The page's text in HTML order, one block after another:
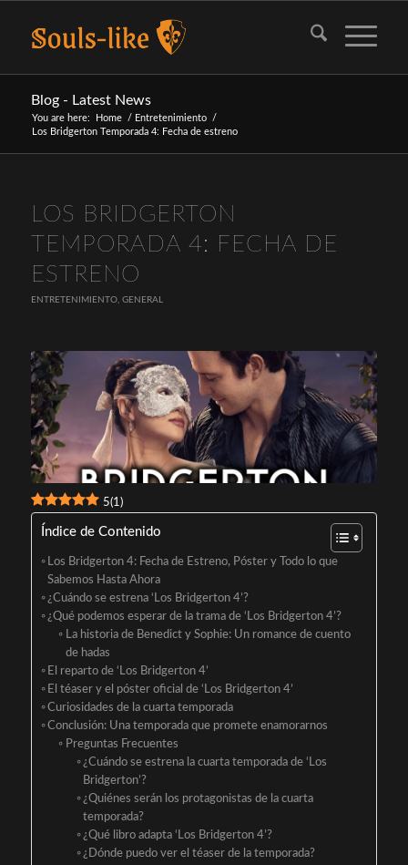
Blog - Latest News
You are here: Home / Entretenimiento
/
Los Bridgerton Temporada 4: Fecha de estreno
LOS BRIDGERTON
TEMPORADA 4: FECHA DE
ESTRENO
ENTRETENIMIENTO, GENERAL
5(1)
Índice de Contenido
Los Bridgerton 4: Fecha de Estreno, Póster y Todo lo que
Sabemos Hasta Ahora
¿Cuándo se estrena ‘Los Bridgerton 4’?
¿Qué podemos esperar de la trama de ‘Los Bridgerton 4’?
La historia de Benedict y Sophie: Un romance de cuento
de hadas
El reparto de ‘Los Bridgerton 4’
El téaser y el póster oficial de ‘Los Bridgerton 4’
Curiosidades de la cuarta temporada
Conclusión: Una temporada que promete enamorarnos
Preguntas Frecuentes
¿Cuándo se estrena la cuarta temporada de ‘Los
Bridgerton’?
¿Quiénes serán los protagonistas de la cuarta
temporada?
¿Qué libro adapta ‘Los Bridgerton 4’?
¿Dónde puedo ver el téaser de la temporada?